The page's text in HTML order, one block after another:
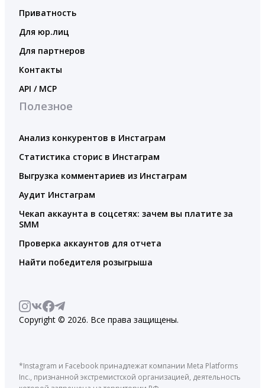
Приватность
Для юр.лиц
Для партнеров
Контакты
API / MCP
Полезное
Анализ конкурентов в Инстаграм
Статистика сторис в Инстаграм
Выгрузка комментариев из Инстаграм
Аудит Инстаграм
Чекап аккаунта в соцсетях: зачем вы платите за
SMM
Проверка аккаунтов для отчета
Найти победителя розыгрыша
Copyright © 2026. Все права защищены.
*Instagram и Facebook принадлежат компании Meta Platforms
Inc., признанной экстремистской организацией, деятельность